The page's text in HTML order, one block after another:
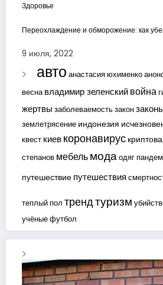
Здоровье
Переохлаждение и обморожение: как
9 июля, 2022
авто анастасия юхименко
весна владимир зеленскийвойна
жертвы заболеваемостьзакон
землетрясение индонезия
квест киевкоронавирус
степанов мебельмодаодяг
путешествие путешествия
теплый пол трендтуризм
учёныефутбол